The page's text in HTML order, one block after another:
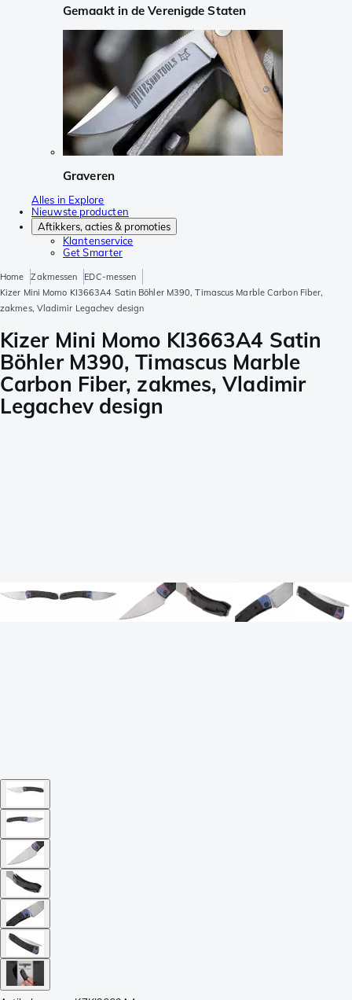
Gemaakt in de Verenigde Staten
Graveren
Alles in Explore
Nieuwste producten
Aftikkers, acties & promoties
Klantenservice
Get Smarter
Home Zakmessen
EDC-messen
Kizer Mini Momo KI3663A4 Satin Böhler M390, Timascus Marble Carbon Fiber,
zakmes, Vladimir Legachev design
Kizer Mini Momo KI3663A4 Satin
Böhler M390, Timascus Marble
Carbon Fiber, zakmes, Vladimir
Legachev design